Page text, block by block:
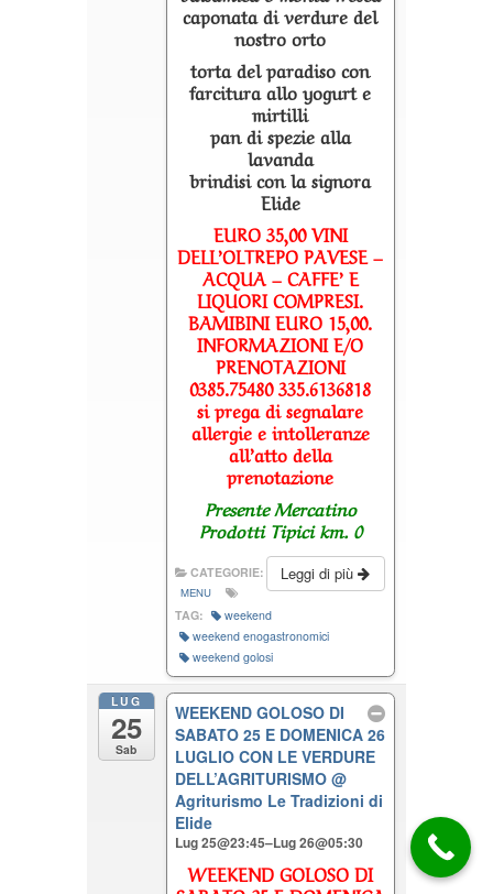
caponata di verdure del
nostro orto
torta del paradiso con
farcitura allo yogurt e
mirtilli
pan di spezie alla
lavanda
brindisi con la signora
Elide
EURO 35,00 VINI
DELL’OLTREPO PAVESE –
ACQUA – CAFFE’ E
LIQUORI COMPRESI.
BAMIBINI EURO 15,00.
INFORMAZIONI E/O
PRENOTAZIONI
0385.75480 335.6136818
si prega di segnalare
allergie e intolleranze
all’atto della
prenotazione
Presente Mercatino
Prodotti Tipici km. 0
Leggi di più
CATEGORIE:
MENU
TAG:
weekend
weekend enogastronomici
weekend golosi
LUG
25
Sab
WEEKEND GOLOSO DI
SABATO 25 E DOMENICA 26
LUGLIO CON LE VERDURE
DELL’AGRITURISMO@
Agriturismo Le Tradizioni di
Elide
Lug 25@23:45–Lug 26@05:30
WEEKEND GOLOSO DI